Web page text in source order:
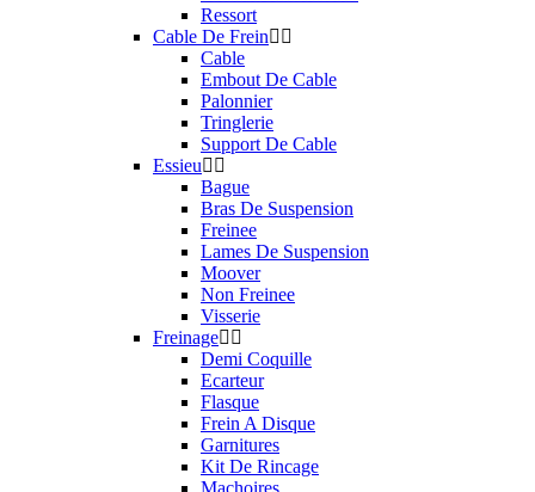
Ressort
Cable De Frein
Cable
Embout De Cable
Palonnier
Tringlerie
Support De Cable
Essieu
Bague
Bras De Suspension
Freinee
Lames De Suspension
Moover
Non Freinee
Visserie
Freinage
Demi Coquille
Ecarteur
Flasque
Frein A Disque
Garnitures
Kit De Rincage
Machoires